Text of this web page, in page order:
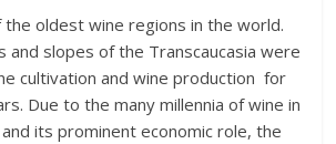
the oldest wine regions in the world.
and slopes of the Transcaucasia were
cultivation and wine production for
Due to the many millennia of wine in
its prominent economic role, the